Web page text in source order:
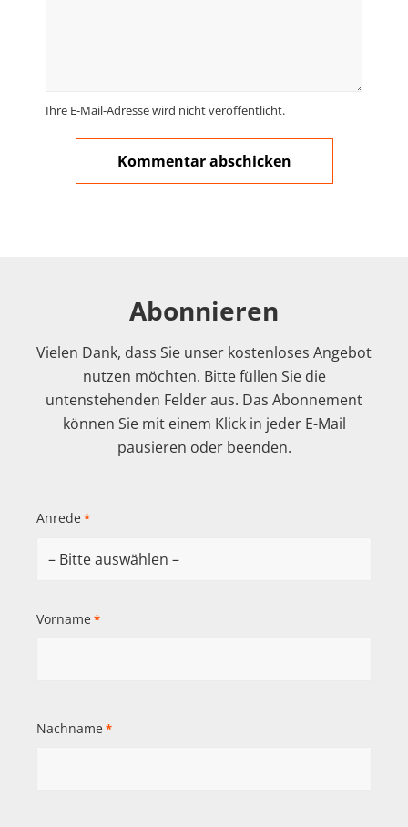
Ihre E-Mail-Adresse wird nicht veröffentlicht.
Abonnieren
Vielen Dank, dass Sie unser kostenloses Angebot
nutzen möchten. Bitte füllen Sie die
untenstehenden Felder aus. Das Abonnement
können Sie mit einem Klick in jeder E-Mail
pausieren oder beenden.
Anrede *
Vorname *
Nachname *